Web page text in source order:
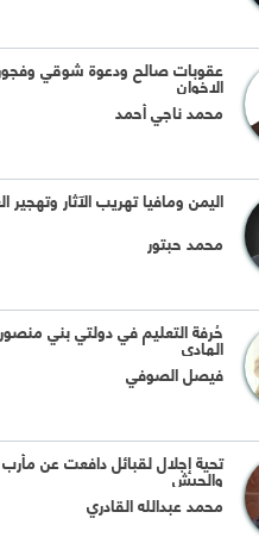
عقوبات صالح ودعوة شوقي
الإخوان
محمد ناجي أحمد
اليمن ومافيا تهريب الآثار وتهجير
محمد حبتور
حُرفة التعليم في دولتي بني
الهادي
فيصل الصوفي
تحية إجلال لقبائل دافعت عن مأرب
والجيش
محمد عبدالله القادري